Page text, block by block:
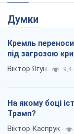
Думки
Кремль
під загрозою
Віктор Ягун 9,4
На якому боці
Трамп?
Віктор Каспрук